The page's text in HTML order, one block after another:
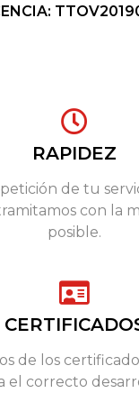
RAPIDEZ
de tu
con la
posible.
de los
el correcto